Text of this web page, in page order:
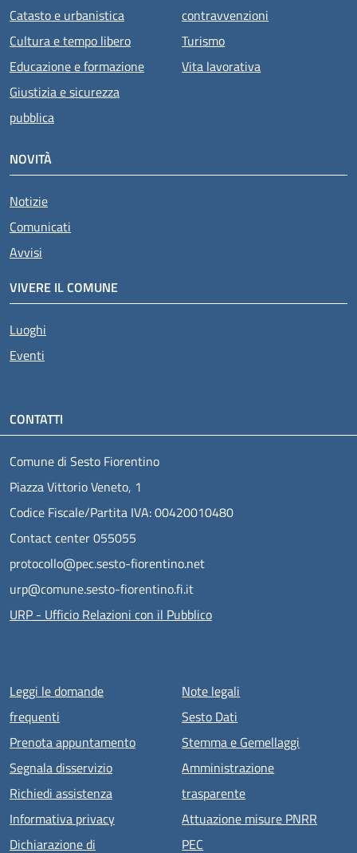
Catasto e urbanistica
Cultura e tempo libero
Educazione e formazione
Giustizia e sicurezza
pubblica
contravvenzioni
Turismo
Vita lavorativa
NOVITÀ
Notizie
Comunicati
Avvisi
VIVERE IL COMUNE
Luoghi
Eventi
CONTATTI
Comune di Sesto Fiorentino
Piazza Vittorio Veneto, 1
Codice Fiscale/Partita IVA: 00420010480
Contact center 055055
protocollo@pec.sesto-fiorentino.net
urp@comune.sesto-fiorentino.fi.it
URP - Ufficio Relazioni con il Pubblico
Menu piè di pagina
Leggi le domande
frequenti
Prenota appuntamento
Segnala disservizio
Richiedi assistenza
Informativa privacy
Dichiarazione di
Note legali
Sesto Dati
Stemma e Gemellaggi
Amministrazione
trasparente
Attuazione misure PNRR
PEC